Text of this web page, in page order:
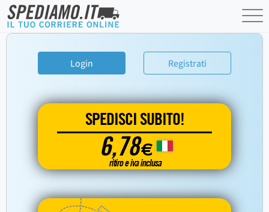
Login Registrati
SPEDISCI SUBITO!
6,78€
ritiro e iva inclusa